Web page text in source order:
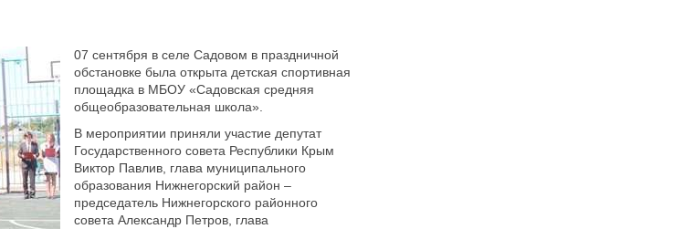
07 сентября в селе Садовом в праздничной
обстановке была открыта детская спортивная
площадка в МБОУ «Садовская средняя
общеобразовательная школа».
В мероприятии приняли участие депутат
Государственного совета Республики Крым
Виктор Павлив, глава муниципального
образования Нижнегорский район –
председатель Нижнегорского районного
совета Александр Петров, глава